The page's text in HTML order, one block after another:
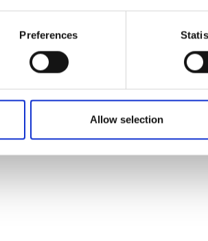
Preferences
Allow selection
.CONDITIONS GÉNÉRALES D'UTILISATION.POLITIQUE